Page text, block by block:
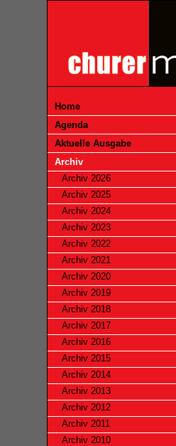
Home
Agenda
Aktuelle Ausgabe
Archiv
Archiv 2026
Archiv 2025
Archiv 2024
Archiv 2023
Archiv 2022
Archiv 2021
Archiv 2020
Archiv 2019
Archiv 2018
Archiv 2017
Archiv 2016
Archiv 2015
Archiv 2014
Archiv 2013
Archiv 2012
Archiv 2011
Archiv 2010